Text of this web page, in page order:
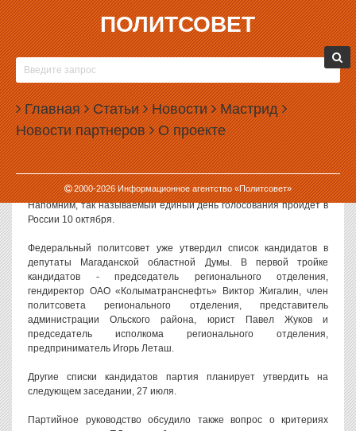
ПОЛИТСОВЕТ
Главная Статьи Новости Мастрид
Новости партнеров О проекте
2000-2026Информационное агентство «Политсовет»
21.07.2010, 07:56
«ПРАВОЕ ДЕЛО» ПОПРОБУЕТ СЕБЯ В
ЧЕЛЯБИНСКЕ
Федеральный политсовет «Правого дела» принял решение об
участии региональных отделений партии в выборах депутатов
законодательных собраний в 4-х регионах — Белгородской,
Костромской, Магаданской и Челябинской областях. Об этом
сообщает РИА «Новости».
Напомним, так называемый единый день голосования пройдет в
России 10 октября.
Федеральный политсовет уже утвердил список кандидатов в
депутаты Магаданской областной Думы. В первой тройке
кандидатов - председатель регионального отделения,
гендиректор ОАО «Колыматранснефть» Виктор Жигалин, член
политсовета регионального отделения, представитель
администрации Ольского района, юрист Павел Жуков и
председатель исполкома регионального отделения,
предприниматель Игорь Леташ.
Другие списки кандидатов партия планирует утвердить на
следующем заседании, 27 июля.
Партийное руководство обсудило также вопрос о критериях